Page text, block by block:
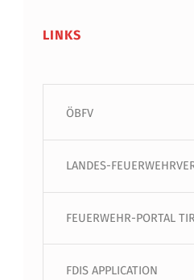
LINKS
ÖBFV
LANDES-
FEUERWEHR-PORTAL
FDIS APPLICATION